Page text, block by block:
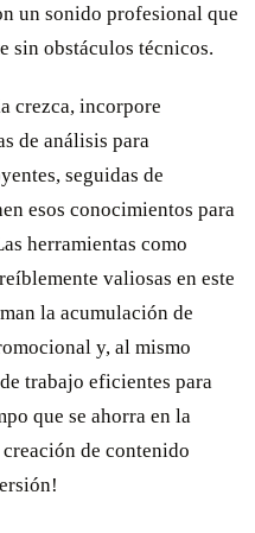
un sonido profesional que
sin obstáculos técnicos.
crezca, incorpore
de análisis para
seguidas de
esos conocimientos para
herramientas como
valiosas en este
la acumulación de
y, al mismo
trabajo eficientes para
que se ahorra en la
de contenido